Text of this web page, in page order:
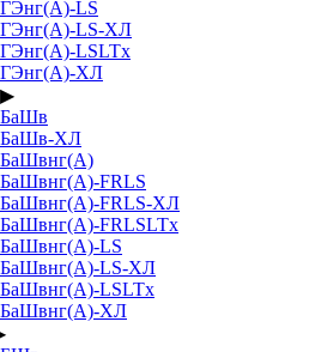
LS
LS-ХЛ
LSLTx
ХЛ
▶
ХЛ
FRLS
FRLS-ХЛ
FRLSLTx
LS
LS-ХЛ
LSLTx
ХЛ